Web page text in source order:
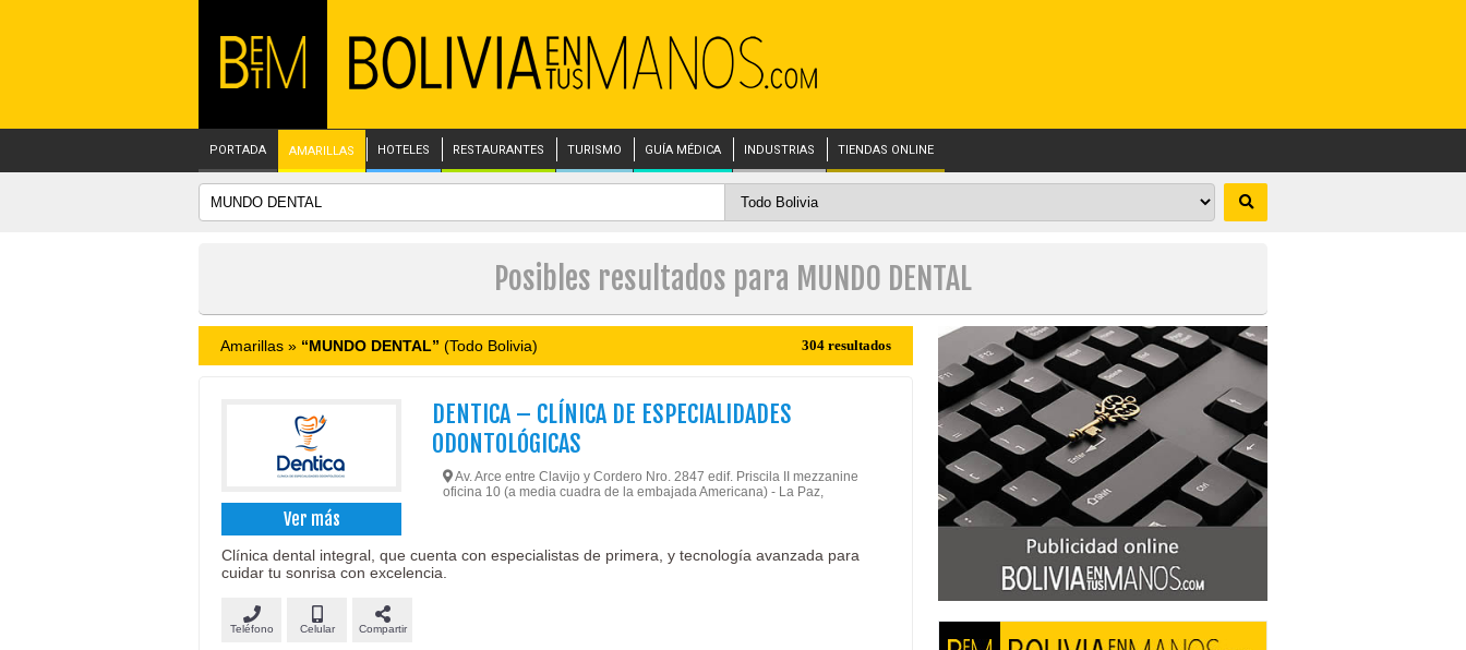
PORTADA AMARILLAS HOTELES RESTAURANTES TURISMO GUÍA MÉDICA INDUSTRIAS TIENDAS ONLINE
Posibles resultados para MUNDO DENTAL
Amarillas » “MUNDO DENTAL” (Todo Bolivia) 304 resultados
Ver más
DENTICA – CLÍNICA DE ESPECIALIDADES
ODONTOLÓGICAS
Av. Arce entre Clavijo y Cordero Nro. 2847 edif. Priscila II mezzanine
oficina 10 (a media cuadra de la embajada Americana) - La Paz,
Clínica dental integral, que cuenta con especialistas de primera, y tecnología avanzada para
cuidar tu sonrisa con excelencia.
Teléfono Celular Compartir